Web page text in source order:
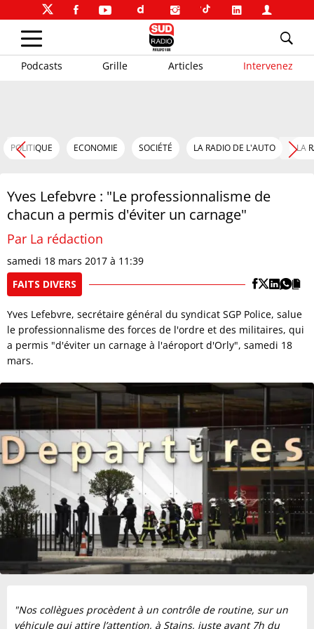
Podcasts Grille Articles Intervenez
POLITIQUE ECONOMIE SOCIÉTÉ LA RADIO DE L'AUTO LA
Yves Lefebvre : "Le professionnalisme de
chacun a permis d'éviter un carnage"
Par La rédaction
samedi 18 mars 2017 à 11:39
FAITS DIVERS
Yves Lefebvre, secrétaire général du syndicat SGP Police, salue
le professionnalisme des forces de l'ordre et des militaires, qui
a permis "d'éviter un carnage à l'aéroport d'Orly", samedi 18
mars.
"Nos collègues procèdent à un contrôle de routine, sur un
véhicule qui attire l’attention, à Stains, juste avant 7h du